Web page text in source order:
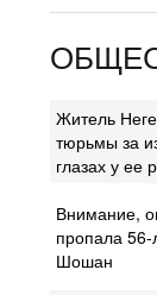
Житель
тюрьмы за
глазах у ее
Внимание,
пропала 56-
Шошан